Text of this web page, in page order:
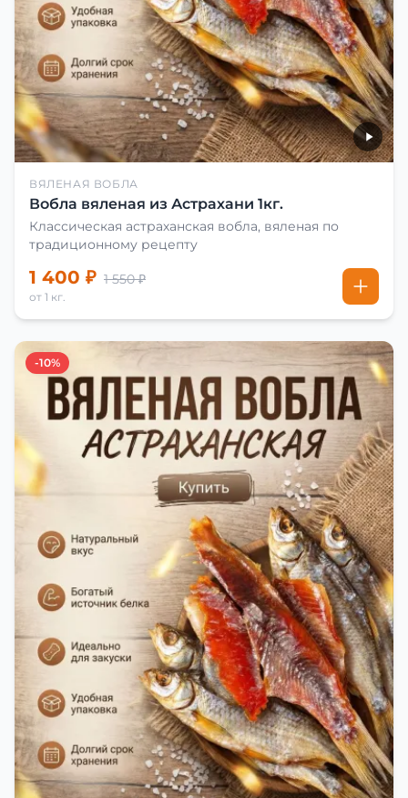
ВЯЛЕНАЯ ВОБЛА
Вобла вяленая из Астрахани 1кг.
Классическая астраханская вобла, вяленая по
традиционному рецепту
1 400 ₽ 1 550 ₽
от 1 кг.
-10%